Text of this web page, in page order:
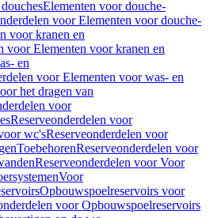
Elementen voor douche-
voor Elementen voor douche-
voor kranen en
voor Elementen voor kranen en
en
voor Elementen voor was- en
het dragen van
voor
Reserveonderdelen voor
wc'sReserveonderdelen voor
ToebehorenReserveonderdelen voor
Reserveonderdelen voor Voor
Voor
Opbouwspoelreservoirs voor
voor Opbouwspoelreservoirs